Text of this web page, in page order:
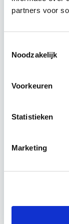
partners voor
Noodzakelijk
Voorkeuren
Statistieken
Marketing
verbeteren.
15
4 - 8